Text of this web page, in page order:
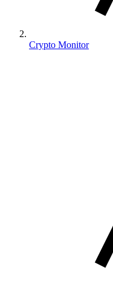
Crypto Monitor